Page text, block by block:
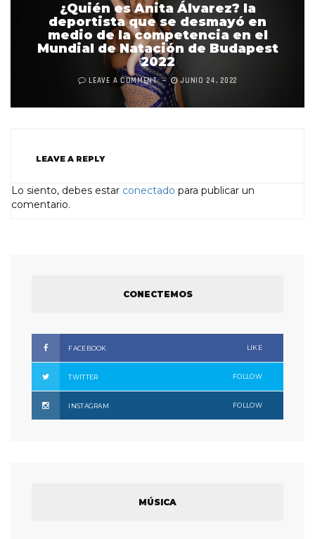
¿Quién es Anita Álvarez? la
deportista que se desmayó en
medio de la competencia en el
Mundial de Natación de Budapest
2022
LEAVE A COMMENT JUNIO 24, 2022
LEAVE A REPLY
Lo siento, debes estar conectado para publicar un
comentario.
CONECTEMOS
FACEBOOK LIKE
TWITTER FOLLOW
INSTAGRAM FOLLOW
MÚSICA